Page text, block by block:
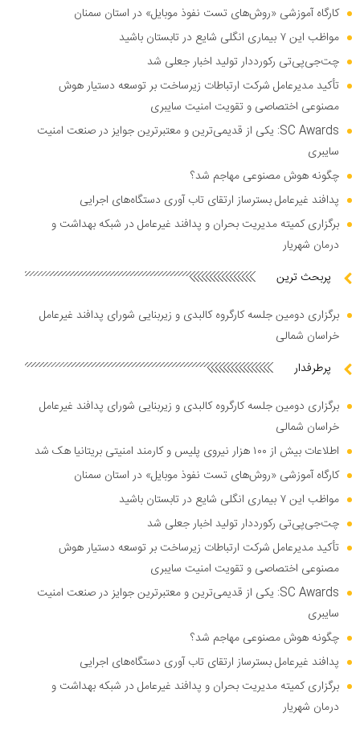
کارگاه آموزشی «روش‌های تست نفوذ موبایل» در استان سمنان
مواظب این ۷ بیماری انگلی شایع در تابستان باشید
چت‌جی‌پی‌تی رکورددار تولید اخبار جعلی شد
تأکید مدیرعامل شرکت ارتباطات زیرساخت بر توسعه دستیار هوش
مصنوعی اختصاصی و تقویت امنیت سایبری
SC Awards: یکی از قدیمی‌ترین و معتبرترین جوایز در صنعت امنیت
سایبری
چگونه هوش مصنوعی مهاجم شد؟
پدافند غیرعامل بسترساز ارتقای تاب آوری دستگاه‌های اجرایی
برگزاری کمیته مدیریت بحران و پدافند غیرعامل در شبکه بهداشت و
درمان شهریار
پربحث ترین
برگزاری دومین جلسه کارگروه کالبدی و زیربنایی شورای پدافند غیرعامل
خراسان شمالی
پرطرفدار
برگزاری دومین جلسه کارگروه کالبدی و زیربنایی شورای پدافند غیرعامل
خراسان شمالی
اطلاعات بیش از ۱۰۰ هزار نیروی پلیس و کارمند امنیتی بریتانیا هک شد
کارگاه آموزشی «روش‌های تست نفوذ موبایل» در استان سمنان
مواظب این ۷ بیماری انگلی شایع در تابستان باشید
چت‌جی‌پی‌تی رکورددار تولید اخبار جعلی شد
تأکید مدیرعامل شرکت ارتباطات زیرساخت بر توسعه دستیار هوش
مصنوعی اختصاصی و تقویت امنیت سایبری
SC Awards: یکی از قدیمی‌ترین و معتبرترین جوایز در صنعت امنیت
سایبری
چگونه هوش مصنوعی مهاجم شد؟
پدافند غیرعامل بسترساز ارتقای تاب آوری دستگاه‌های اجرایی
برگزاری کمیته مدیریت بحران و پدافند غیرعامل در شبکه بهداشت و
درمان شهریار